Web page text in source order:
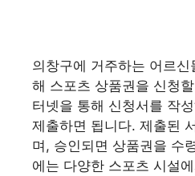
의창구에 거주하는 어르
해 스포츠 상품권을 신청
터넷을 통해 신청서를 작
제출하면 됩니다. 제출된
며, 승인되면 상품권을 수
에는 다양한 스포츠 시설